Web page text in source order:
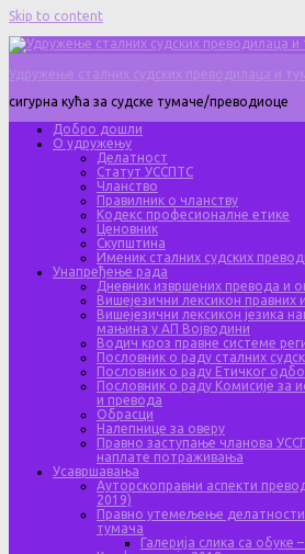
Skip to content
Удружење сталних судских преводилаца и
сигурна кућа за судске тумаче/преводиоце
Добро дошли
О удружењу
Делатност
Статут УССПТС
Чланство
Правилник о чланству
Кодекс професионалне етике
Ценовник
Скупштина
Именик сталних судских
Унапређење рада
Дневник извршених превода и
Вишејезични лексикон правних
Вишејезични лексикон језика
мањина у АП Војводини
Водич кроз правне системе
Пословник о раду сталних
Пословник о раду Етичког
Пословник о раду Комисије за
и превода
Обрасци
Налепнице за оверу
Правно заступање чланова
наплате потраживања
Усавршавања
Ауторскоправни аспекти
2019)
Правно утемељење
тумача
Галерија слика са обуке